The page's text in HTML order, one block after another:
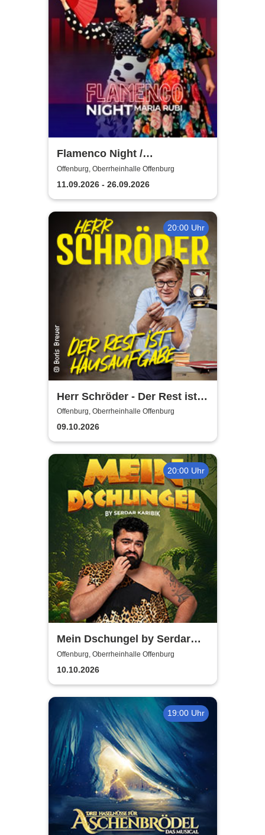
Flamenco Night /
Flamencomanía Tour 26/27 -
Deutschlands größte
Flamenco-Tournee
Offenburg, Oberrheinhalle Offenburg
11.09.2026 - 26.09.2026
20:00 Uhr
Herr Schröder - Der Rest ist
Hausaufgabe
Offenburg, Oberrheinhalle Offenburg
09.10.2026
20:00 Uhr
Mein Dschungel by Serdar
Karibik
Offenburg, Oberrheinhalle Offenburg
10.10.2026
19:00 Uhr